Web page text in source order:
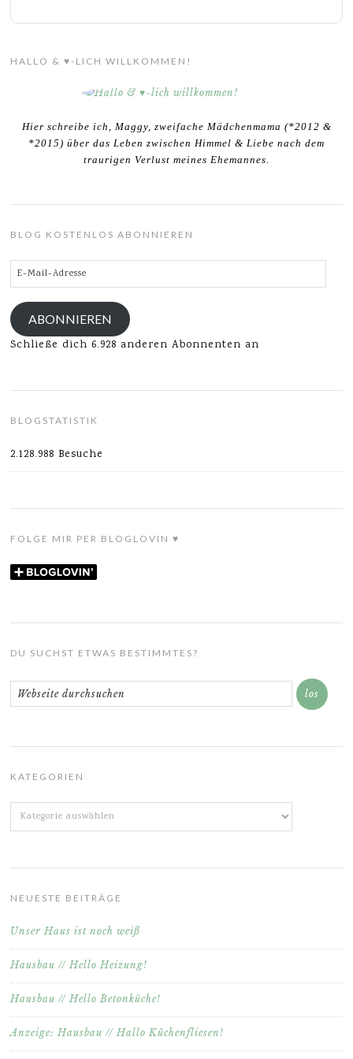
HALLO & ♥-LICH WILLKOMMEN!
Hier schreibe ich, Maggy, zweifache Mädchenmama (*2012 &
*2015) über das Leben zwischen Himmel & Liebe nach dem
traurigen Verlust meines Ehemannes.
BLOG KOSTENLOS ABONNIEREN
E-
Mail-
Adresse
ABONNIEREN
Schließe dich 6.928 anderen Abonnenten an
BLOGSTATISTIK
2.128.988 Besuche
FOLGE MIR PER BLOGLOVIN ♥
DU SUCHST ETWAS BESTIMMTES?
KATEGORIEN
Kategorien
NEUESTE BEITRÄGE
Unser Haus ist noch weiß
Hausbau // Hello Heizung!
Hausbau // Hello Betonküche!
Anzeige: Hausbau // Hallo Küchenfliesen!